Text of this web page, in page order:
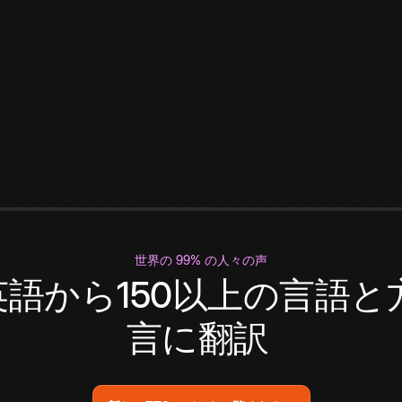
世界の 99% の人々の声
から150以上の言語と
言に翻訳